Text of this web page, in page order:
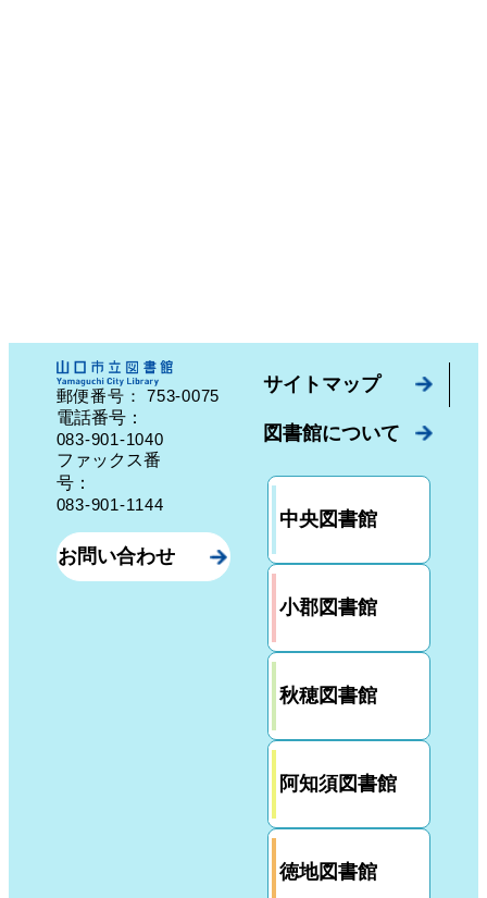
郵便番号：753-0075 山口県山口市中園町７番７号
電話番号：
083-901-1040
ファックス番
号：
083-901-1144
お問い合わせ
サイトマップ
図書館について
中央図書館
小郡図書館
秋穂図書館
阿知須図書館
徳地図書館